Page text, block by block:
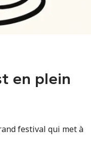
en plein
festival qui met à